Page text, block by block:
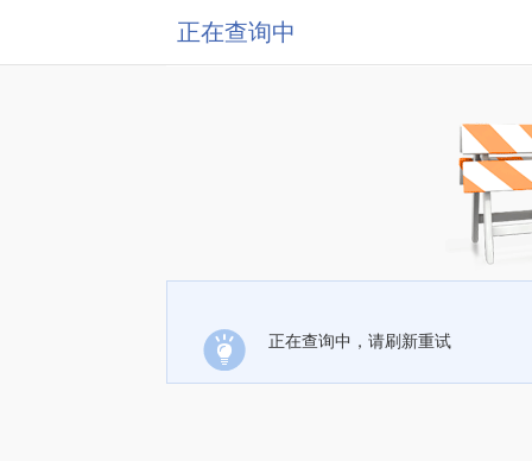
正在查询中
正在查询中，请刷新重试